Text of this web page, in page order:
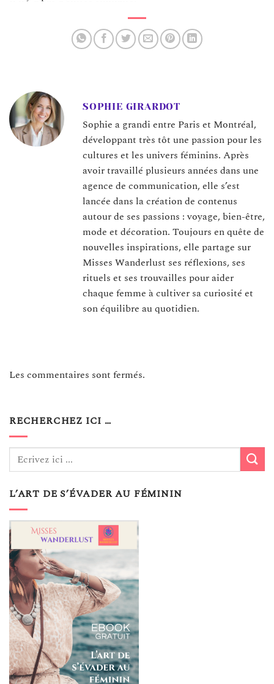
SOPHIE GIRARDOT
Sophie a grandi entre Paris et Montréal,
développant très tôt une passion pour les
cultures et les univers féminins. Après
avoir travaillé plusieurs années dans une
agence de communication, elle s’est
lancée dans la création de contenus
autour de ses passions : voyage, bien-être,
mode et décoration. Toujours en quête de
nouvelles inspirations, elle partage sur
Misses Wanderlust ses réflexions, ses
rituels et ses trouvailles pour aider
chaque femme à cultiver sa curiosité et
son équilibre au quotidien.
Les commentaires sont fermés.
RECHERCHEZ ICI …
L’ART DE S’ÉVADER AU FÉMININ